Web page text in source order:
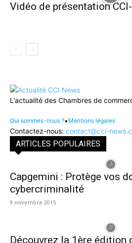
Vidéo de présentation
L'actualité des Chambres de
Qui sommes-nous ?• Mentions légales
Contactez-nous: contact@cci-
ARTICLES POPULAIRES
Capgemini : Protège vos
cybercriminalité
9 novembre 2015
Découvrez la 1ère édition